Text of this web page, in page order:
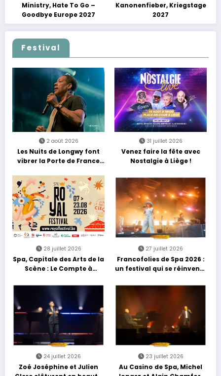
Ministry, Hate To Go –
Goodbye Europe 2027
Kanonenfieber, Kriegstage
2027
Festival
2 août 2026
Les Nuits de Longwy font
vibrer la Porte de France
découvertes et énergie
reggae
31 juillet 2026
Venez faire la fête avec
Nostalgie à Liège !
28 juillet 2026
Spa, Capitale des Arts de la
Scène : Le Compte à
27 juillet 2026
Francofolies de Spa 2026 :
un festival qui se réinvente
grands moments de scène
24 juillet 2026
Zoé Joséphine et Julien
23 juillet 2026
Au Casino de Spa, Michel